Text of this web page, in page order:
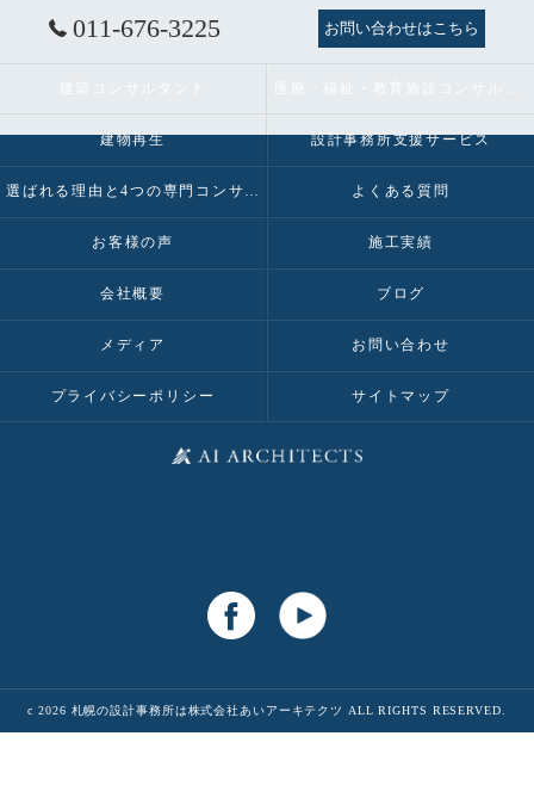
011-676-3225 お問い合わせはこちら
建物再生 設計事務所支援サービス
選ばれる理由と4つの専門コンサルティング よくある質問
お客様の声 施工実績
会社概要 ブログ
メディア お問い合わせ
プライバシーポリシー サイトマップ
c 2026 札幌の設計事務所は株式会社あいアーキテクツ ALL RIGHTS RESERVED.